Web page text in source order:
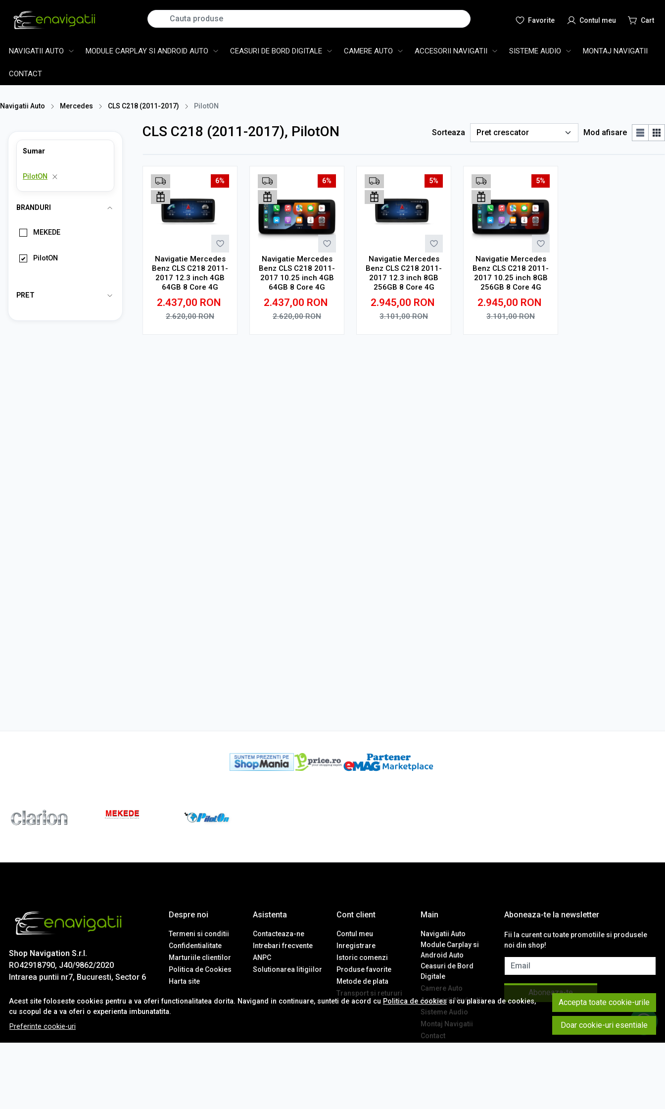
Cauta
NAVIGATII AUTO MODULE CARPLAY SI ANDROID AUTO CEASURI DE BORD DIGITALE CAMERE AUTO ACCESORII NAVIGATII SISTEME AUDIO MONTAJ NAVIGATII
CONTACT
Navigatii Auto Mercedes CLS C218 (2011-2017) PilotON
Sumar
PilotON
BRANDURI
MEKEDE
PilotON
PRET
CLS C218 (2011-2017), PilotON Sorteaza Mod afisare
6%
Navigatie Mercedes
Benz CLS C218 2011-
2017 12.3 inch 4GB
64GB 8 Core 4G
2.437,00 RON
2.620,00RON
6%
Navigatie Mercedes
Benz CLS C218 2011-
2017 10.25 inch 4GB
64GB 8 Core 4G
2.437,00 RON
2.620,00RON
5%
Navigatie Mercedes
Benz CLS C218 2011-
2017 12.3 inch 8GB
256GB 8 Core 4G
2.945,00 RON
3.101,00RON
5%
Navigatie Mercedes
Benz CLS C218 2011-
2017 10.25 inch 8GB
256GB 8 Core 4G
2.945,00 RON
3.101,00RON
Acest site foloseste cookies pentru a va oferi functionalitatea dorita. Navigand in continuare, sunteti de acord cu Politica de cookiessi cu plasarea de cookies,
cu scopul de a va oferi o experienta imbunatatita.
Preferinte cookie-uri
Accepta toate cookie-urile
Doar cookie-uri esentiale
Shop Navigation S.r.l.
RO42918790, J40/9862/2020
Intrarea puntii nr7, Bucuresti, Sector 6
Despre noi
Termeni si conditii
Confidentialitate
Marturiile clientilor
Politica de Cookies
Harta site
Asistenta
Contacteaza-ne
Intrebari frecvente
ANPC
Solutionarea litigiilor
Cont client
Contul meu
Inregistrare
Istoric comenzi
Produse favorite
Metode de plata
Transport si retururi
Main
Navigatii Auto
Module Carplay si
Android Auto
Ceasuri de Bord
Digitale
Camere Auto
Accesorii Navigatii
Sisteme Audio
Montaj Navigatii
Contact
Aboneaza-te la newsletter
Fii la curent cu toate promotiile si produsele
noi din shop!
Email
Aboneaza-te